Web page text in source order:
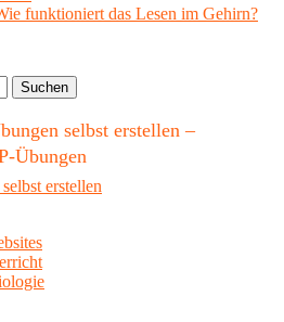
funktioniert das Lesen im Gehirn?
selbst erstellen –
Übungen